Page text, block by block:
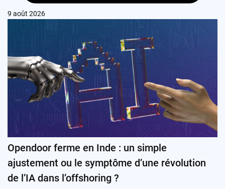
9 août 2026
Opendoor ferme en Inde : un simple
ajustement ou le symptôme d’une révolution
de l’IA dans l’offshoring ?